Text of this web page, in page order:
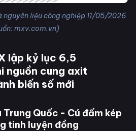
liệu công nghiệp 11/05/2026
mxv.com.vn)
lập kỷ lục 6,5
nguồn cung axit
biến số mới
Trung Quốc - Cú đấm kép
tinh luyện đồng